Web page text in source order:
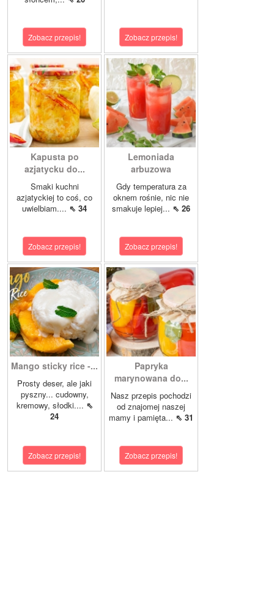
Zobacz przepis! Zobacz przepis!
Kapusta po
azjatycku do...
Smaki kuchni
azjatyckiej to coś, co
uwielbiam.... ⇖ 34
Zobacz przepis!
Lemoniada
arbuzowa
Gdy temperatura za
oknem rośnie, nic nie
smakuje lepiej... ⇖ 26
Zobacz przepis!
Mango sticky rice -...
Prosty deser, ale jaki
pyszny... cudowny,
kremowy, słodki.... ⇖
24
Zobacz przepis!
Papryka
marynowana do...
Nasz przepis pochodzi
od znajomej naszej
mamy i pamięta... ⇖ 31
Zobacz przepis!